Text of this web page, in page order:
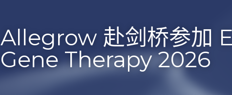
Allegrow 赴剑桥参加 ELRIG
2026